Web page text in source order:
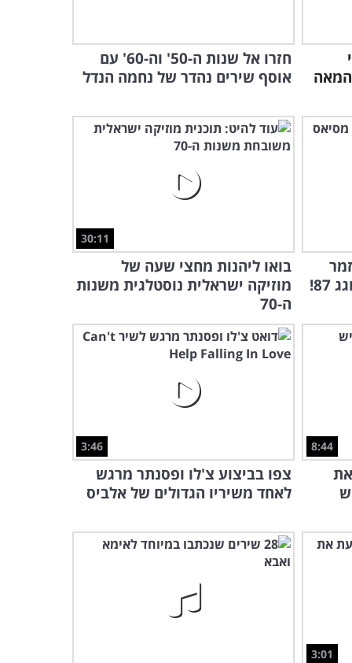
2:48
הקוסם הזה החליט להתמקד
דווקא בנעליים...
משעשע במיוחד: הסבתא של
הקוסם הזה לא מתרשמת
מהטריקים שלו...
השימפנזה הזו נגעה באייפד
8:26
הקוסם האילם: בלי מילים הוא
מפתיע אנשים ברחוב, וגם
הקוסם הזה חושף את כל
הסודות שלו בדרך משעשעת
5:37
קוביות הקסם האלו עושות
משהו מדהים
חזרו אל שנות ה-50' וה-60' עם
אוסף שירים נהדר של נחמה הנדל
30:11
בואו ליהנות מחצי שעה של
מוזיקה ישראלית נוסטלגית משנות
ה-70
8:44
3:46
צפו בביצוע צ'לו ופסנתר מרגש
לאחד משיריו הגדולים של אלביס
3:01